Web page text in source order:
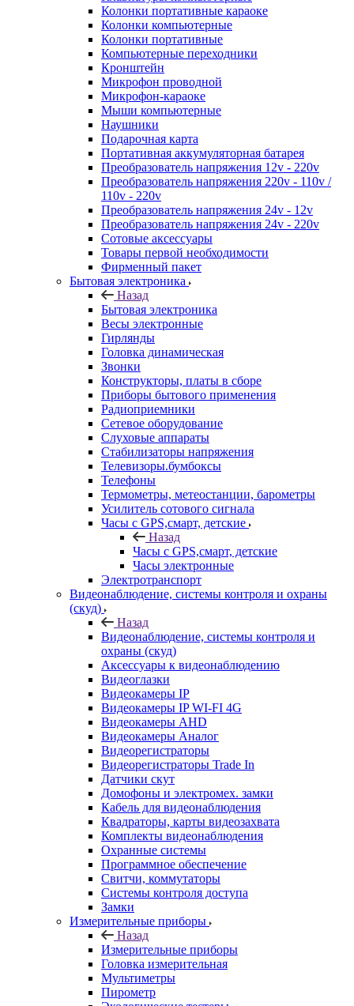
Колонки портативные караоке
Колонки компьютерные
Колонки портативные
Компьютерные переходники
Кронштейн
Микрофон проводной
Микрофон-караоке
Мыши компьютерные
Наушники
Подарочная карта
Портативная аккумуляторная батарея
Преобразователь напряжения 12v - 220v
Преобразователь напряжения 220v - 110v /
110v - 220v
Преобразователь напряжения 24v - 12v
Преобразователь напряжения 24v - 220v
Сотовые аксессуары
Товары первой необходимости
Фирменный пакет
Бытовая электроника
Назад
Бытовая электроника
Весы электронные
Гирлянды
Головка динамическая
Звонки
Конструкторы, платы в сборе
Приборы бытового применения
Радиоприемники
Сетевое оборудование
Слуховые аппараты
Стабилизаторы напряжения
Телевизоры.бумбоксы
Телефоны
Термометры, метеостанции, барометры
Усилитель сотового сигнала
Часы с GPS,смарт, детские
Назад
Часы с GPS,смарт, детские
Часы электронные
Электротранспорт
Видеонаблюдение, системы контроля и охраны
(скуд)
Назад
Видеонаблюдение, системы контроля и
охраны (скуд)
Аксессуары к видеонаблюдению
Видеоглазки
Видеокамеры IP
Видеокамеры IP WI-FI 4G
Видеокамеры AHD
Видеокамеры Аналог
Видеорегистраторы
Видеорегистраторы Trade In
Датчики скут
Домофоны и электромех. замки
Кабель для видеонаблюдения
Квадраторы, карты видеозахвата
Комплекты видеонаблюдения
Охранные системы
Программное обеспечение
Свитчи, коммутаторы
Системы контроля доступа
Замки
Измерительные приборы
Назад
Измерительные приборы
Головка измерительная
Мультиметры
Пирометр